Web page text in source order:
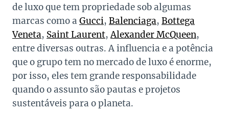
de luxo que tem propriedade sob algumas
marcas como a Gucci, Balenciaga, Bottega
Veneta, Saint Laurent,Alexander McQueen,
entre diversas outras. A influencia e a potência
que o grupo tem no mercado de luxo é enorme,
por isso, eles tem grande responsabilidade
quando o assunto são pautas e projetos
sustentáveis para o planeta.